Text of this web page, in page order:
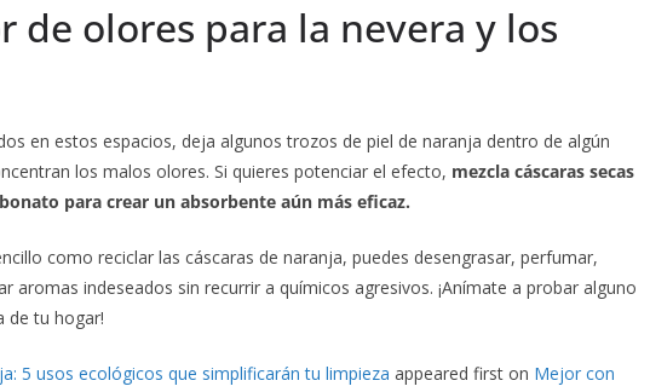
de olores para la nevera y los
en estos espacios, deja algunos trozos de piel de naranja dentro de algún
los malos olores. Si quieres potenciar el efecto, mezcla cáscaras secas
para crear un absorbente aún más eficaz.
como reciclar las cáscaras de naranja, puedes desengrasar, perfumar,
aromas indeseados sin recurrir a químicos agresivos. ¡Anímate a probar alguno
de tu hogar!
5 usos ecológicos que simplificarán tu limpieza appeared first on Mejor con